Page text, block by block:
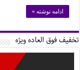
ادامه نوشته »
تخفیف فوق العاده ویژه